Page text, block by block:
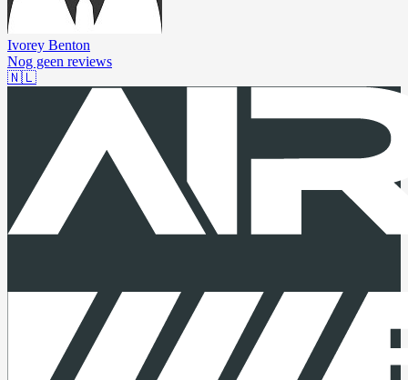
Ivorey Benton
Nog geen reviews
🇳🇱